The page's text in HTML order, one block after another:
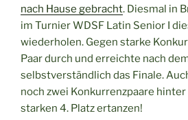
nach Hause gebracht. Diesmal in
im Turnier WDSF Latin Senior I
wiederholen. Gegen starke
Paar durch und erreichte nach
selbstverständlich das Finale.
noch zwei Konkurrenzpaare
starken 4. Platz ertanzen!